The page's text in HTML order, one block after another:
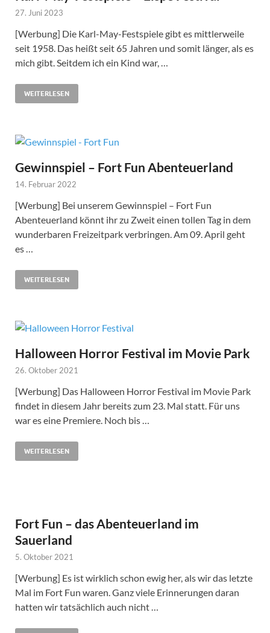
27. Juni 2023
[Werbung] Die Karl-May-Festspiele gibt es mittlerweile
seit 1958. Das heißt seit 65 Jahren und somit länger, als es
mich gibt. Seitdem ich ein Kind war, …
WEITERLESEN
Gewinnspiel – Fort Fun Abenteuerland
14. Februar 2022
[Werbung] Bei unserem Gewinnspiel – Fort Fun
Abenteuerland könnt ihr zu Zweit einen tollen Tag in dem
wunderbaren Freizeitpark verbringen. Am 09. April geht
es …
WEITERLESEN
Halloween Horror Festival im Movie Park
26. Oktober 2021
[Werbung] Das Halloween Horror Festival im Movie Park
findet in diesem Jahr bereits zum 23. Mal statt. Für uns
war es eine Premiere. Noch bis …
WEITERLESEN
Fort Fun – das Abenteuerland im
Sauerland
5. Oktober 2021
[Werbung] Es ist wirklich schon ewig her, als wir das letzte
Mal im Fort Fun waren. Ganz viele Erinnerungen daran
hatten wir tatsächlich auch nicht …